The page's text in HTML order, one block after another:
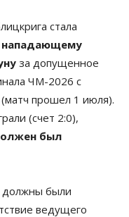
стала
нападающему
за допущенное
ЧМ-2026 с
прошел 1 июля).
(счет 2:0),
был
должны были
ведущего